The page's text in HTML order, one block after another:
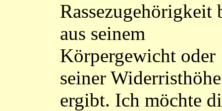
Rassezugehörigkeit
aus seinem
Körpergewicht oder
seiner Widerristhöhe
ergibt. Ich möchte